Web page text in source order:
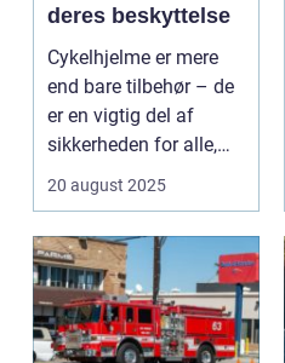
deres beskyttelse
Cykelhjelme er mere
end bare tilbehør – de
er en vigtig del af
sikkerheden for alle,
20 august 2025